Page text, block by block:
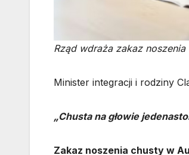
Rząd wdraża zakaz
Minister integracji i rodziny
„Chusta na głowie
Zakaz noszenia chusty w